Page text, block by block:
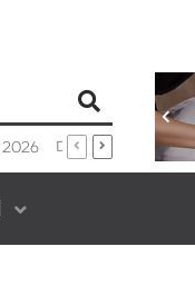
2026 미쿡 신승환 앵무새